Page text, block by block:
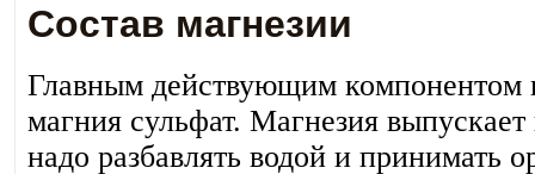
Состав магнезии
Главным действующим компонентом
магния сульфат. Магнезия
надо разбавлять водой и принимать